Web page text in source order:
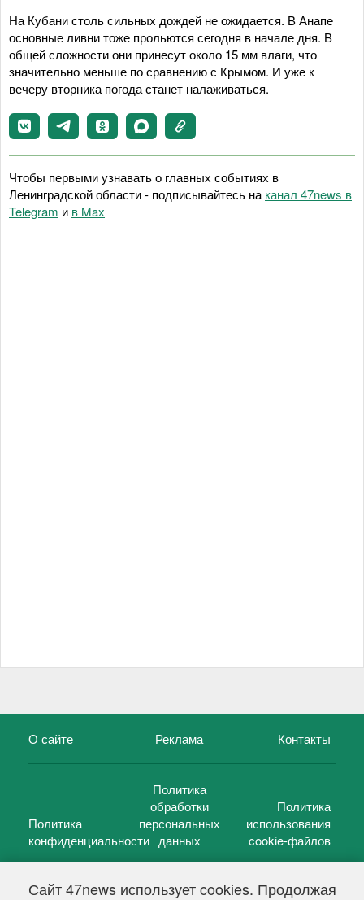
Сайт 47news использует cookies. Продолжая
На Кубани столь сильных дождей не ожидается. В Анапе
основные ливни тоже прольются сегодня в начале дня. В
общей сложности они принесут около 15 мм влаги, что
значительно меньше по сравнению с Крымом. И уже к
вечеру вторника погода станет налаживаться.
Чтобы первыми узнавать о главных событиях в
Ленинградской области - подписывайтесь на канал 47news в
Telegram и в Maх
О сайте Реклама Контакты
Политика
конфиденциальности
Политика
обработки
персональных
данных
Политика
использования
cookie-файлов